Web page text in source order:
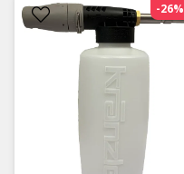
-26%